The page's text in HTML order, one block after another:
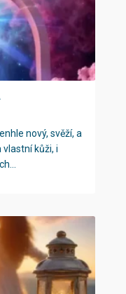
nový, svěží, a
kůži, i